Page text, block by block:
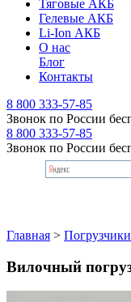
Тяговые АКБ
Гелевые АКБ
Li-Ion АКБ
О нас
Блог
Контакты
8 800 333-57-85
Звонок по России
8 800 333-57-85
Звонок по России
Главная > Погрузчики
Вилочный